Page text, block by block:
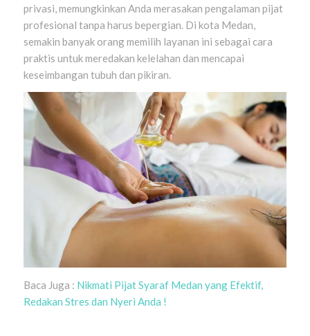
privasi, memungkinkan Anda merasakan pengalaman pijat
profesional tanpa harus bepergian. Di kota Medan,
semakin banyak orang memilih layanan ini sebagai cara
praktis untuk meredakan kelelahan dan mencapai
keseimbangan tubuh dan pikiran.
Baca Juga : Nikmati Pijat Syaraf Medan yang Efektif,
Redakan Stres dan Nyeri Anda !